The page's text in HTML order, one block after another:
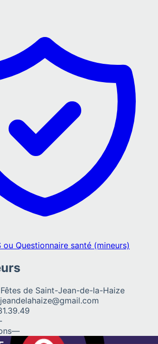
ou Questionnaire santé (mineurs)
de Saint-Jean-de-la-Haize
—